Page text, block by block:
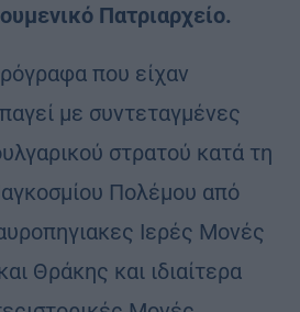
Πατριαρχείο.
που είχαν
με συντεταγμένες
στρατού κατά τη
Πολέμου από
Ιερές Μονές
Θράκης και ιδιαίτερα